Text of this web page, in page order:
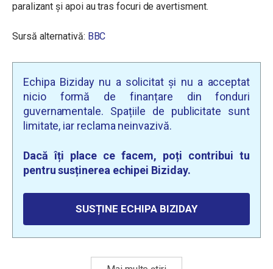
paralizant și apoi au tras focuri de avertisment.
Sursă alternativă: BBC
Echipa Biziday nu a solicitat și nu a acceptat
nicio formă de finanțare din fonduri
guvernamentale. Spațiile de publicitate sunt
limitate, iar reclama neinvazivă.
Dacă îți place ce facem, poți contribui tu
pentru susținerea echipei Biziday.
SUSȚINE ECHIPA BIZIDAY